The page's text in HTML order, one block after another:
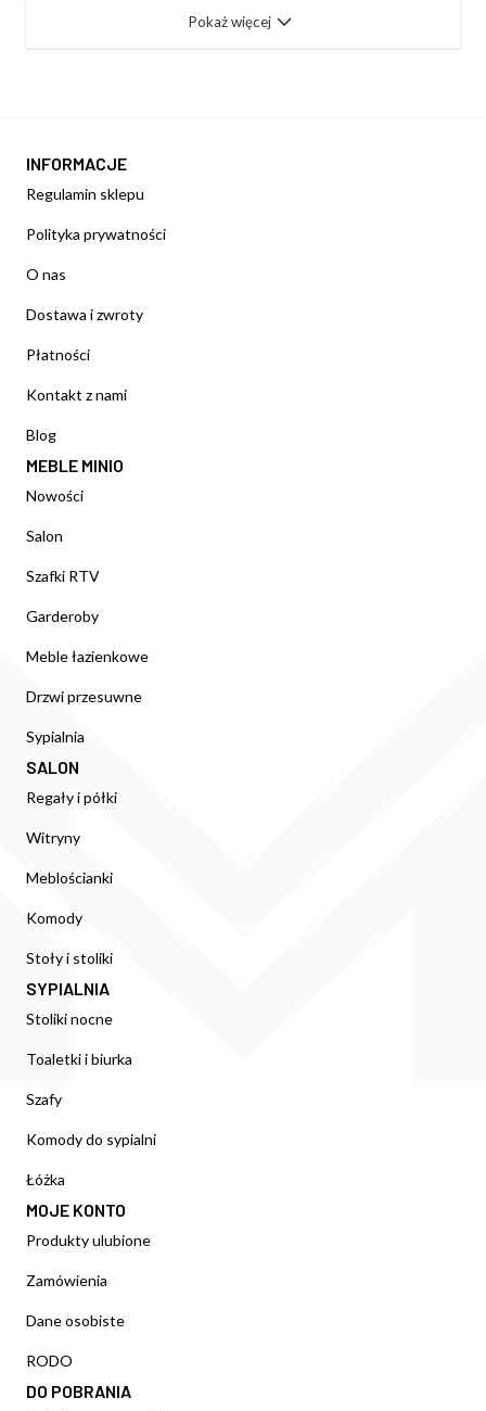
Pokaż więcej
INFORMACJE
Regulamin sklepu
Polityka prywatności
O nas
Dostawa i zwroty
Płatności
Kontakt z nami
Blog
MEBLE MINIO
Nowości
Salon
Szafki RTV
Garderoby
Meble łazienkowe
Drzwi przesuwne
Sypialnia
SALON
Regały i półki
Witryny
Meblościanki
Komody
Stoły i stoliki
SYPIALNIA
Stoliki nocne
Toaletki i biurka
Szafy
Komody do sypialni
Łóżka
MOJE KONTO
Produkty ulubione
Zamówienia
Dane osobiste
RODO
DO POBRANIA